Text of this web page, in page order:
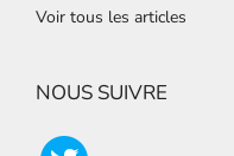
Voir tous les articles
NOUS SUIVRE